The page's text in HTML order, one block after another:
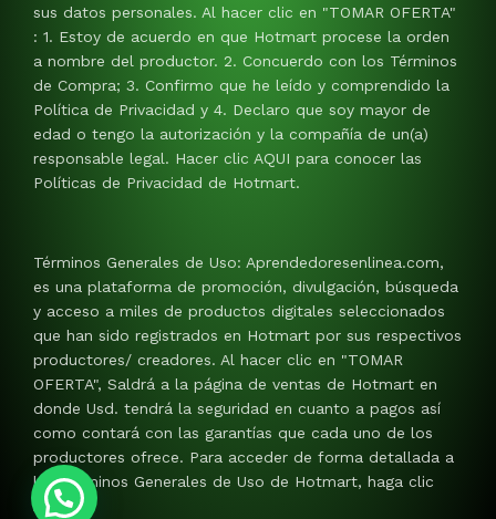
sus datos personales. Al hacer clic en "TOMAR OFERTA"
: 1. Estoy de acuerdo en que Hotmart procese la orden
a nombre del productor. 2. Concuerdo con los Términos
de Compra; 3. Confirmo que he leído y comprendido la
Política de Privacidad y 4. Declaro que soy mayor de
edad o tengo la autorización y la compañía de un(a)
responsable legal. Hacer clic AQUI para conocer las
Políticas de Privacidad de Hotmart.
Términos Generales de Uso: Aprendedoresenlinea.com,
es una plataforma de promoción, divulgación, búsqueda
y acceso a miles de productos digitales seleccionados
que han sido registrados en Hotmart por sus respectivos
productores/ creadores. Al hacer clic en "TOMAR
OFERTA", Saldrá a la página de ventas de Hotmart en
donde Usd. tendrá la seguridad en cuanto a pagos así
como contará con las garantías que cada uno de los
productores ofrece. Para acceder de forma detallada a
los Términos Generales de Uso de Hotmart, haga clic
AQUI.